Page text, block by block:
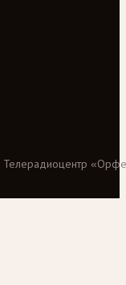
Телерадиоцентр